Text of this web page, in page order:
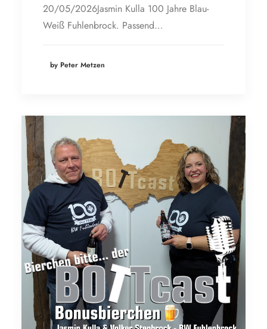
20/05/2026Jasmin Kulla 100 Jahre Blau-
Weiß Fuhlenbrock. Passend…
by Peter Metzen